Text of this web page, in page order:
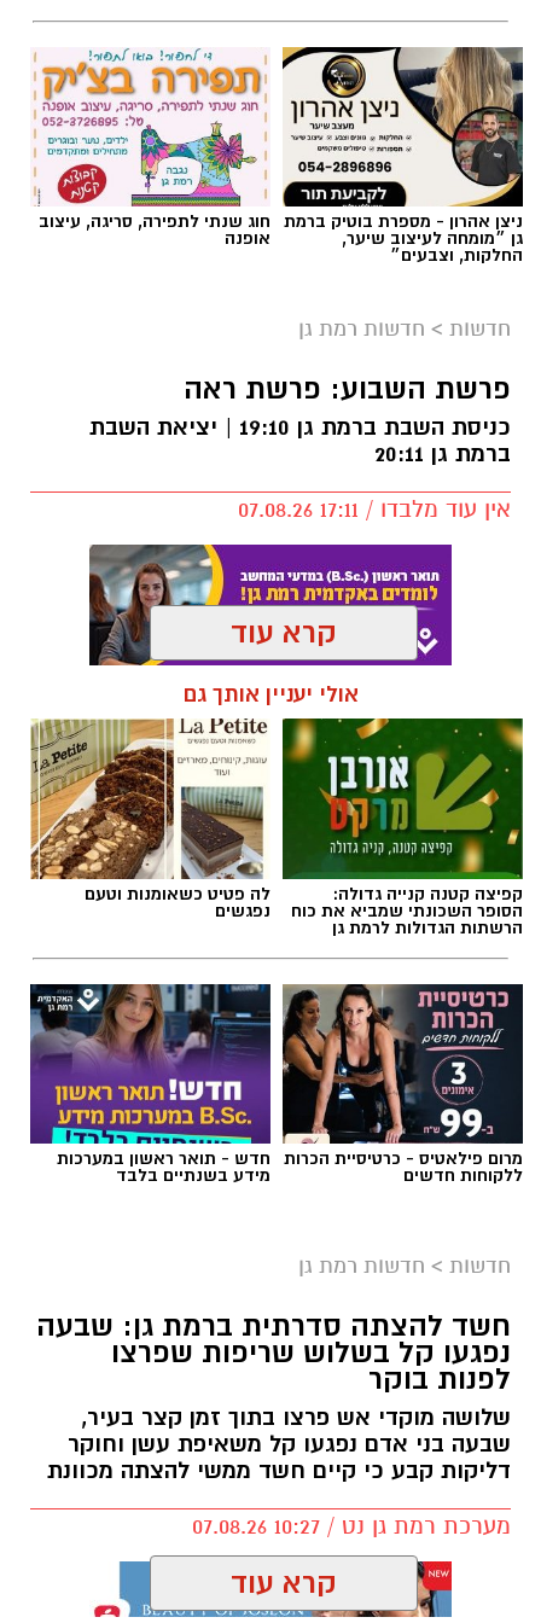
ניצן אהרון - מספרת בוטיק ברמת
גן ״מומחה לעיצוב שיער,
החלקות, וצבעים״
חוג שנתי לתפירה, סריגה, עיצוב
אופנה
חדשות > חדשות רמת גן
פרשת השבוע: פרשת ראה
כניסת השבת ברמת גן 19:10 | יציאת השבת
ברמת גן 20:11
אין עוד מלבדו / 17:11 07.08.26
פרשת השבוע, זמני כניסת השבת ברמת גן
אילוסטרציה AI
הברכה מתחילה הרבה לפני הנס
לרפואה.
לפרנסה.
לילדים.
לזיווג.
אנחנו משוכנעים שהברכה תגיע ביום שבו המציאות
תשתנה.
"רְאֵה אָנֹכִי נֹתֵן לִפְנֵיכֶם הַיּוֹם בְּרָכָה..."
שימו לב למילה אחת.
קרא עוד
אולי יעניין אותך גם
קפיצה קטנה קנייה גדולה:
הסופר השכונתי שמביא את כוח
הרשתות הגדולות לרמת גן
לה פטיט כשאומנות וטעם
נפגשים
מרום פילאטיס - כרטיסיית הכרות
ללקוחות חדשים
חדש - תואר ראשון במערכות
מידע בשנתיים בלבד
חדשות > חדשות רמת גן
חשד להצתה סדרתית ברמת גן: שבעה
נפגעו קל בשלוש שריפות שפרצו
לפנות בוקר
שלושה מוקדי אש פרצו בתוך זמן קצר בעיר,
שבעה בני אדם נפגעו קל משאיפת עשן וחוקר
דליקות קבע כי קיים חשד ממשי להצתה מכוונת
מערכת רמת גן נט / 10:27 07.08.26
קרא עוד